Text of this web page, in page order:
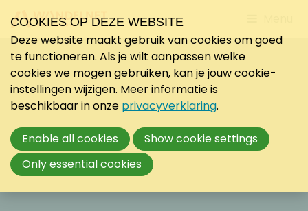
to
COOKIES OP DEZE WEBSITE
Deze website maakt gebruik van cookies om goed
te functioneren. Als je wilt aanpassen welke
cookies we mogen gebruiken, kan je jouw cookie-
instellingen wijzigen. Meer informatie is
beschikbaar in onze privacyverklaring.
Enable all cookies
Show cookie settings
Only essential cookies